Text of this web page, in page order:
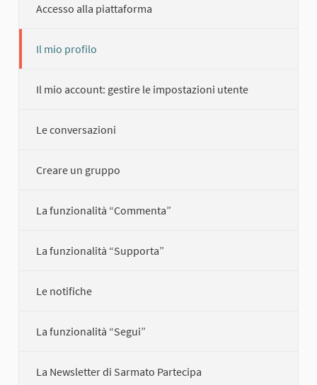
Accesso alla piattaforma
Il mio profilo
Il mio account: gestire le impostazioni utente
Le conversazioni
Creare un gruppo
La funzionalità “Commenta”
La funzionalità “Supporta”
Le notifiche
La funzionalità “Segui”
La Newsletter di Sarmato Partecipa